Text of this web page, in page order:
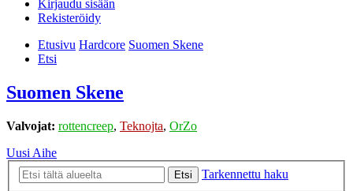
Kirjaudu sisään
Rekisteröidy
Etusivu Hardcore Suomen Skene
Etsi
Suomen Skene
Valvojat: rottencreep, Teknojta, OrZo
Uusi Aihe
Etsi
Tarkennettu haku